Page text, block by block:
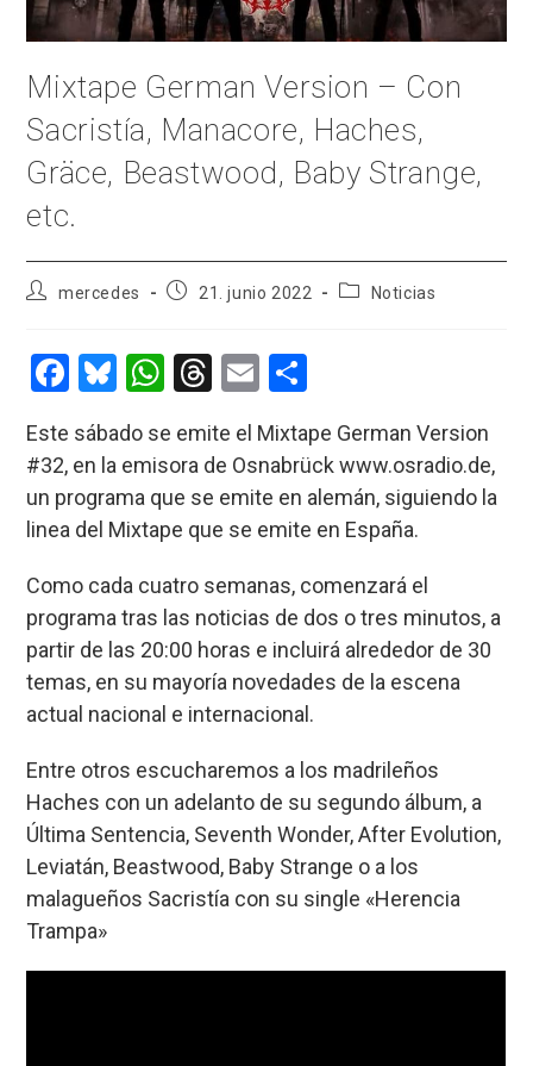
Mixtape German Version – Con
Sacristía, Manacore, Haches,
Gräce, Beastwood, Baby Strange,
etc.
Autor
entrada:
mercedes
Publicación
entrada:
21. junio 2022
Categoría
Noticias
F
ce
b
o
k
Bl
es
ky
W
at
s
A
p
T
e
a
d
E
ail m
p
ar
Este sábado se emite el Mixtape German Version
#32, en la emisora de Osnabrück www.osradio.de,
un programa que se emite en alemán, siguiendo la
linea del Mixtape que se emite en España.
Como cada cuatro semanas, comenzará el
programa tras las noticias de dos o tres minutos, a
partir de las 20:00 horas e incluirá alrededor de 30
temas, en su mayoría novedades de la escena
actual nacional e internacional.
Entre otros escucharemos a los madrileños
Haches con un adelanto de su segundo álbum, a
Última Sentencia, Seventh Wonder, After Evolution,
Leviatán, Beastwood, Baby Strange o a los
malagueños Sacristía con su single «Herencia
Trampa»